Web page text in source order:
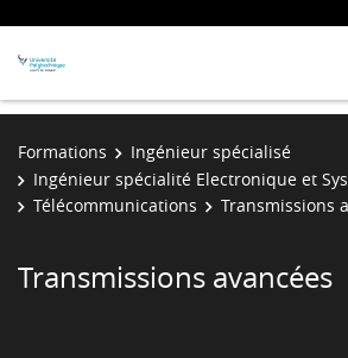
Formations
Ingénieur spécialisé
Ingénieur spécialité Electronique et
Télécommunications
Transmissions
Transmissions avancées